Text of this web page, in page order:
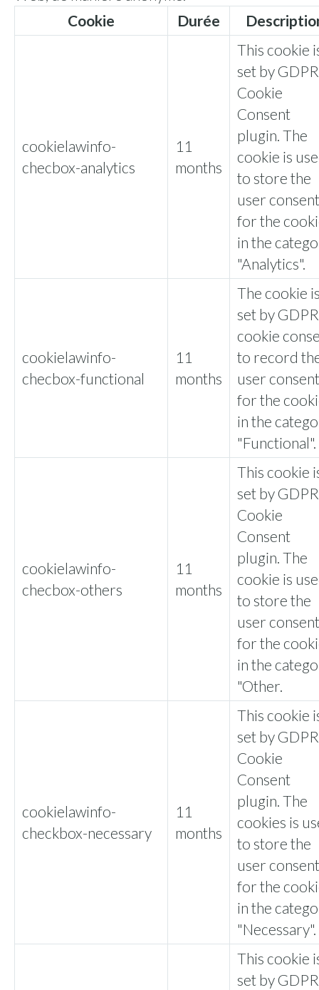
Cookie
Durée
cookielawinfo-
checbox-analytics
11
months
This cookie
set by GDPR
Cookie
Consent
plugin. The
cookie is
to store the
user consent
for the
in the
"Analytics".
cookielawinfo-
checbox-functional
11
months
The cookie
set by GDPR
cookie
to record
user consent
for the
in the
"Functional".
cookielawinfo-
checbox-others
11
months
This cookie
set by GDPR
Cookie
Consent
plugin. The
cookie is
to store the
user consent
for the
in the
"Other.
cookielawinfo-
checkbox-necessary
11
months
This cookie
set by GDPR
Cookie
Consent
plugin. The
cookies is
to store the
user consent
for the
in the
"Necessary".
This cookie
set by GDPR